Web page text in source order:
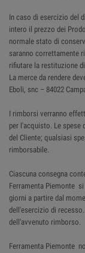
In caso di esercizio del
intero il prezzo dei
normale stato di
saranno correttamente
rifiutare la restituzione
La merce da rendere
Eboli, snc – 84022
I rimborsi verranno
per l'acquisto. Le spese
del Cliente; qualsiasi
rimborsabile.
Ciascuna consegna
Ferramenta Piemonte
giorni a partire dal
dell'esercizio di
dell'avvenuto rimborso.
Ferramenta Piemonte